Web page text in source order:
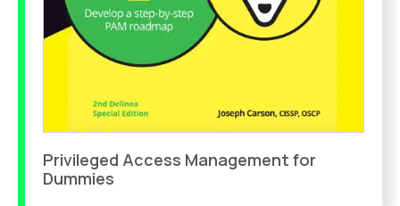
Privileged Access Management for
Dummies